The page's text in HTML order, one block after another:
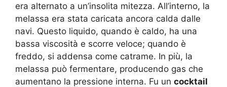
era alternato a un’insolita mitezza. All’interno, la
melassa era stata caricata ancora calda dalle
navi. Questo liquido, quando è caldo, ha una
bassa viscosità e scorre veloce; quando è
freddo, si addensa come catrame. In più, la
melassa può fermentare, producendo gas che
aumentano la pressione interna. Fu un cocktail